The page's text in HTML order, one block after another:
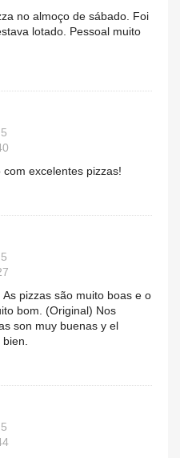
no almoço de sábado. Foi
lotado. Pessoal muito
excelentes pizzas!
pizzas são muito boas e o
bom. (Original) Nos
son muy buenas y el